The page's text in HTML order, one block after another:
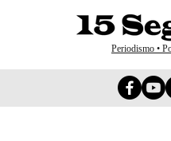
Periodismo •